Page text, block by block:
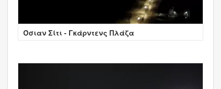
Όσιαν Σίτι - Γκάρντενς Πλάζα